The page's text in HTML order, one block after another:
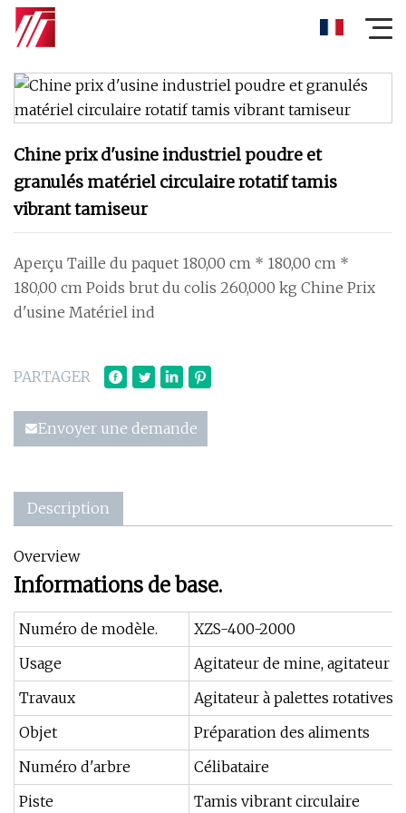
Chine prix d'usine industriel poudre et
granulés matériel circulaire rotatif tamis
vibrant tamiseur
Aperçu Taille du paquet 180,00 cm * 180,00 cm *
180,00 cm Poids brut du colis 260,000 kg Chine Prix
d'usine Matériel ind
PARTAGER
Envoyer une demande
Description
Overview
Informations de base.
Numéro de modèle.
XZS-400-2000
Usage
Agitateur de mine, agitateur
Travaux
Agitateur à palettes rotatives
Objet
Préparation des aliments
Numéro d'arbre
Célibataire
Piste
Tamis vibrant circulaire